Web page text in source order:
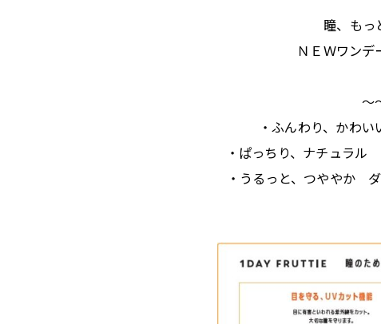
瞳、もっ
ＮＥＷワン
～
・ふんわり、かわ
・ぱっちり、ナチュラ
・うるっと、つややか